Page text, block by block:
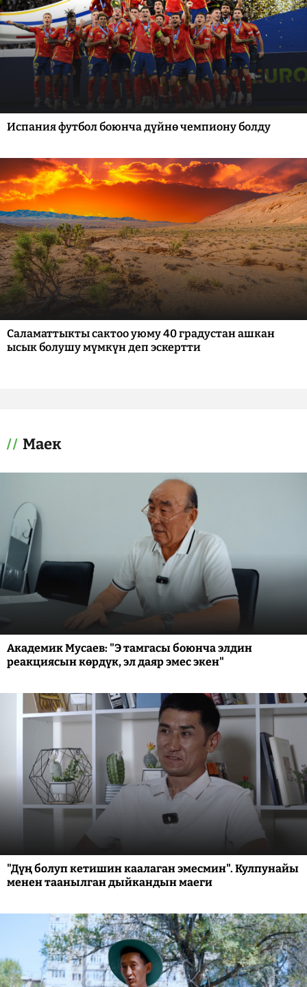
Испания футбол боюнча дүйнө чемпиону болду
Саламаттыкты сактоо уюму 40 градустан ашкан
ысык болушу мүмкүн деп эскертти
Маек
Академик Мусаев: "Э тамгасы боюнча элдин
реакциясын көрдүк, эл даяр эмес экен"
"Дүң болуп кетишин каалаган эмесмин". Кулпунайы
менен таанылган дыйкандын маеги